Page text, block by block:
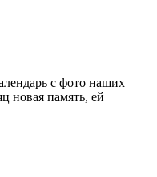
с фото наших
новая память, ей